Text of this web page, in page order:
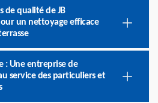
de qualité de JB
un nettoyage efficace
: Une entreprise de
service des particuliers et